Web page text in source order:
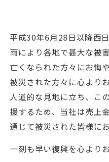
平成30年6月28日以降西
雨により各地で甚大な被
亡くなられた方々にお悔
被災された方々に心より
人道的な見地に立ち、こ
援するため、当社は売上
通じて被災された皆様に
一刻も早い復興を心より